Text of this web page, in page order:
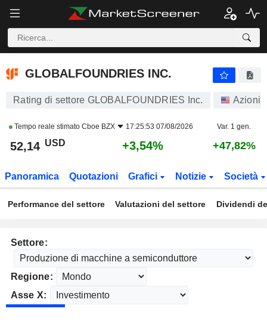
GLOBALFOUNDRIES INC.
GLOBALFOUNDRIES INC.
Rating di settore GLOBALFOUNDRIES Inc. Azioni
Tempo reale stimato Cboe BZX 17:25:53 07/08/2026 Var. 1 gen.
52,14 USD +3,54% +47,82%
Panoramica Quotazioni Grafici Notizie Società
Performance del settore Valutazioni del settore Dividendi
Settore:
Regione:
Asse X: